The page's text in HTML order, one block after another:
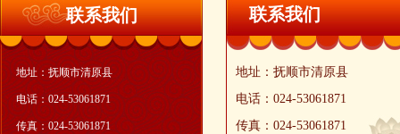
联系我们
地址：抚顺市清原县
电话：024-53061871
传真：024-53061871
联系我们
地址：抚顺市清原县
电话：024-53061871
传真：024-53061871